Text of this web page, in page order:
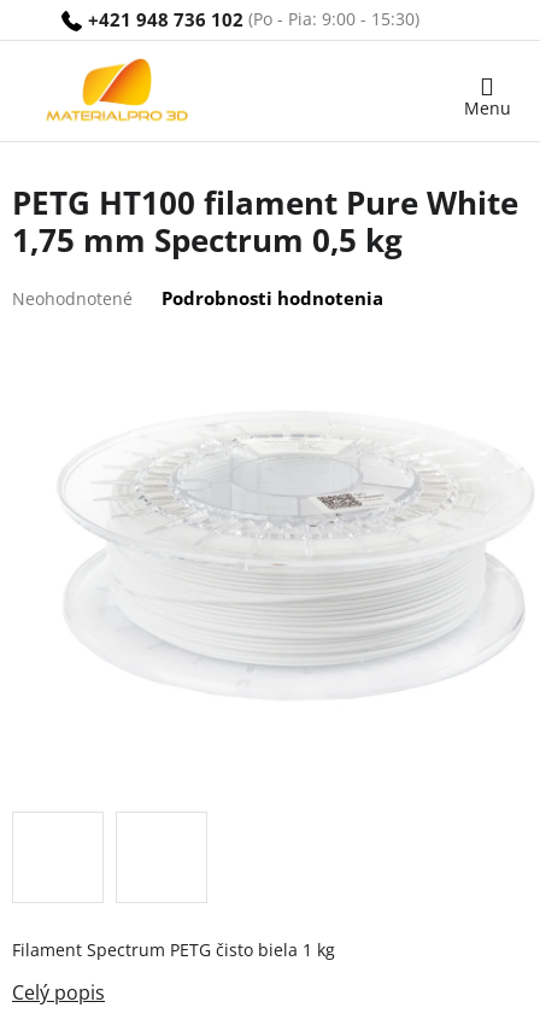
+421 948 736 102
Nákupný
PETG HT100 filament Pure White
1,75 mm Spectrum 0,5 kg
hodnotenie
Neohodnotené Podrobnosti hodnotenia
Filament Spectrum PETG čisto biela 1 kg